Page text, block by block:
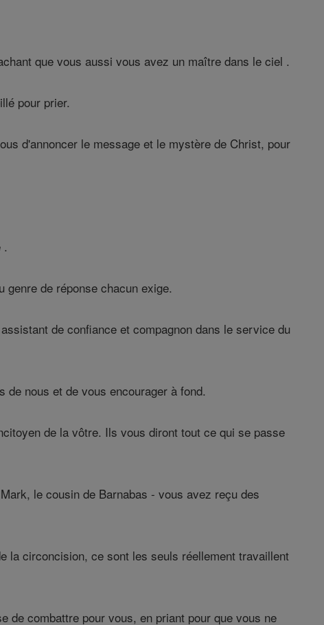
que vous aussi vous avez un maître dans le ciel .
pour prier.
d'annoncer le message et le mystère de Christ, pour
.
genre de réponse chacun exige.
de confiance et compagnon dans le service du
nous et de vous encourager à fond.
de la vôtre. Ils vous diront tout ce qui se passe
le cousin de Barnabas - vous avez reçu des
la circoncision, ce sont les seuls réellement travaillent
combattre pour vous, en priant pour que vous ne